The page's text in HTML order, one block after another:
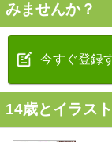
みませんか？
今すぐ登録
14歳とイラス